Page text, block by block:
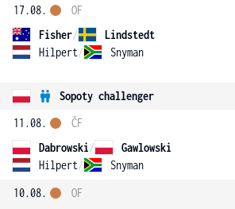
17.08.
Fisher/
Lindstedt
Hilpert/ Snyman
OF
Sopoty challenger
11.08.
Dabrowski/
Gawlowski
Hilpert/ Snyman
ČF
10.08.
OF